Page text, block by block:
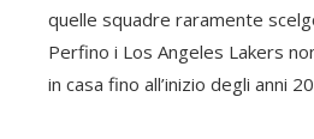
quelle squadre raramente
Perfino i Los Angeles Lakers
in casa fino all’inizio degli anni